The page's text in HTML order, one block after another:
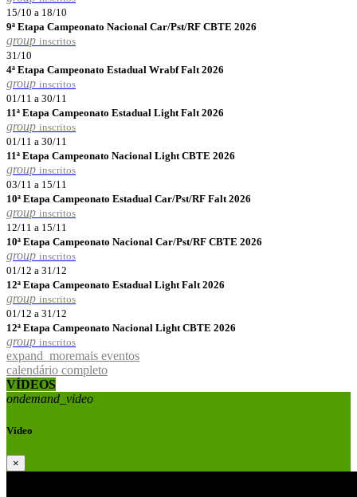
15/10 a 18/10
9ª Etapa Campeonato Nacional Car/Pst/RF CBTE 2026
group inscritos
31/10
4ª Etapa Campeonato Estadual Wrabf Falt 2026
group inscritos
01/11 a 30/11
11ª Etapa Campeonato Estadual Light Falt 2026
group inscritos
01/11 a 30/11
11ª Etapa Campeonato Nacional Light CBTE 2026
group inscritos
03/11 a 15/11
10ª Etapa Campeonato Estadual Car/Pst/RF Falt 2026
group inscritos
12/11 a 15/11
10ª Etapa Campeonato Nacional Car/Pst/RF CBTE 2026
group inscritos
01/12 a 31/12
12ª Etapa Campeonato Estadual Light Falt 2026
group inscritos
01/12 a 31/12
12ª Etapa Campeonato Nacional Light CBTE 2026
group inscritos
expand_moremais eventos
calendário completo
VÍDEOS
ondemand_video
Vídeo
×